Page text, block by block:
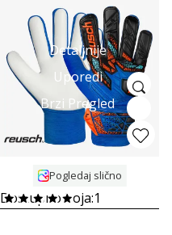
Detaljnije
Uporedi
Brzi Pregled
Pogledaj slično
Dostupno boja:1